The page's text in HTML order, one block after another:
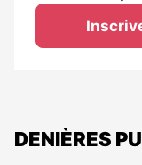
DENIÈRES